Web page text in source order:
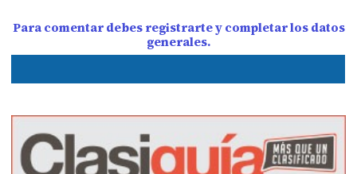
Para comentar debes registrarte y completar los datos
generales.